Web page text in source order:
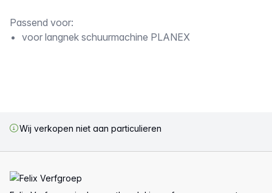
Passend voor:
voor langnek schuurmachine PLANEX
Wij verkopen niet aan particulieren